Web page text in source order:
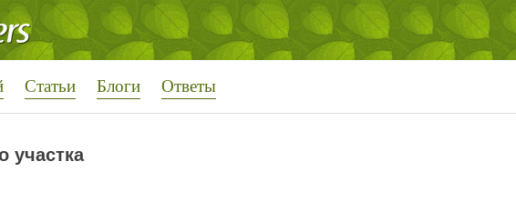
Статьи Блоги Ответы
участка